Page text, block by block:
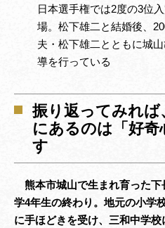
日本選手権では2度の3位
場。松下雄二と結婚後、
夫・松下雄二とともに城
導を行っている
振り返ってみれば
にあるのは「好
す
熊本市城山で生まれ育った下
学4年生の終わり。地元の小学
に手ほどきを受け、三和中学